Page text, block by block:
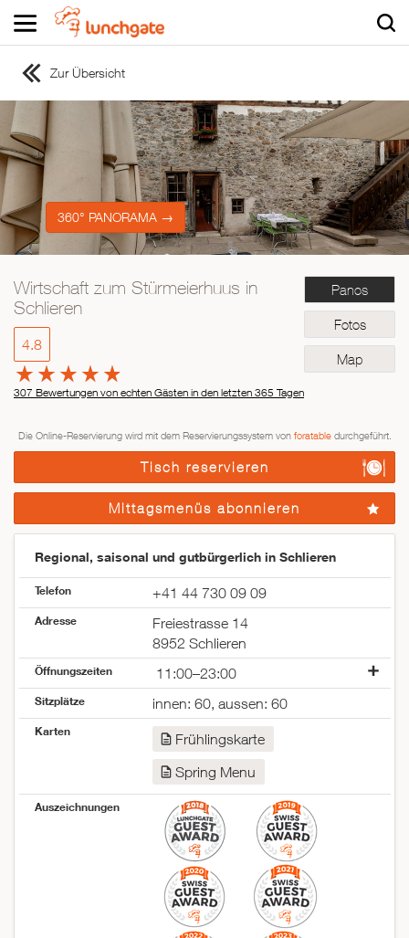
ZUR STARTSEITE
ZUR RESTAURANTSUCHE
Asiatisch
Italienisch
Französisch
Traditionell
Mexikanisch
Zur Übersicht
360° PANORAMA →
Panos
Fotos
Map
Wirtschaft zum Stürmeierhuus in
Schlieren
4.8
307 Bewertungen von echten Gästen in den letzten 365 Tagen
Die Online-Reservierung wird mit dem Reservierungssystem von foratabledurchgeführt.
Tisch reservieren
Mittagsmenüs abonnieren
Regional, saisonal und gutbürgerlich in Schlieren
Telefon +41 44 730 09 09
Adresse
Freiestrasse 14
8952 Schlieren
Öffnungszeiten
11:00–23:00
Montag
Mittwoch
Samstag
Sonntag
geschlossen
11:00–23:00
11:00–23:00
11:00–23:00
16:00–23:00
geschlossen
24.12.2026–04.01.2027
Sitzplätze innen: 60, aussen: 60
Karten
Frühlingskarte
Spring Menu
Auszeichnungen